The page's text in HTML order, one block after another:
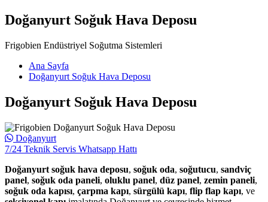
Doğanyurt Soğuk Hava Deposu
Frigobien Endüstriyel Soğutma Sistemleri
Ana Sayfa
Doğanyurt Soğuk Hava Deposu
Doğanyurt Soğuk Hava Deposu
Doğanyurt
7/24 Teknik Servis Whatsapp Hattı
Doğanyurt soğuk hava deposu, soğuk oda, soğutucu, sandviç
panel, soğuk oda paneli, oluklu panel, düz panel, zemin paneli,
soğuk oda kapısı, çarpma kapı, sürgülü kapı, flip flap kapı, ve